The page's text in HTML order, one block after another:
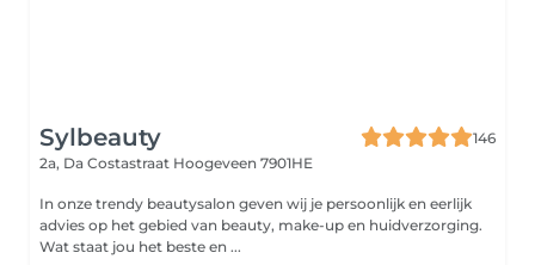
Sylbeauty
146
2a, Da Costastraat Hoogeveen 7901HE
In onze trendy beautysalon geven wij je persoonlijk en eerlijk
advies op het gebied van beauty, make-up en huidverzorging.
Wat staat jou het beste en ...